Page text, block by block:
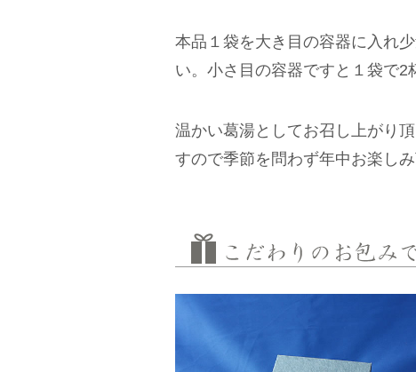
本品１袋を大き目の容器に入れ
い。小さ目の容器ですと１袋で2
温かい葛湯としてお召し上がり
すので季節を問わず年中お楽しみ